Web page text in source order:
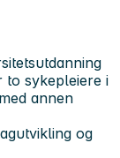
to sykepleiere i
annen
og